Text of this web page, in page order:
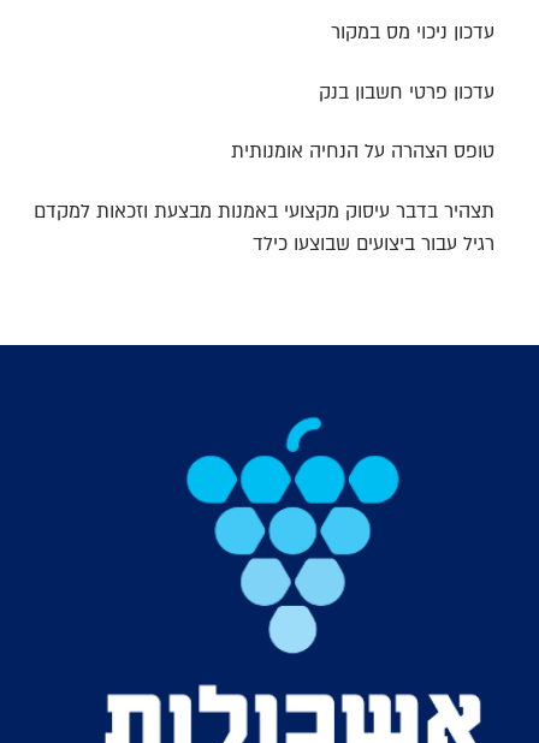
עדכון ניכוי מס במקור
עדכון פרטי חשבון בנק
טופס הצהרה על הנחיה אומנותית
תצהיר בדבר עיסוק מקצועי באמנות מבצעת וזכאות למקדם
רגיל עבור ביצועים שבוצעו כילד